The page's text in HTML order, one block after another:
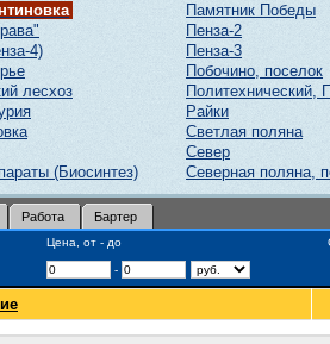
4)
лесхоз
(Биосинтез)
Памятник Победы
Пенза-2
Пенза-3
Побочино, поселок
Политехнический,
Райки
Светлая поляна
Север
Северная поляна,
Работа Бартер
Цена, от - до
-